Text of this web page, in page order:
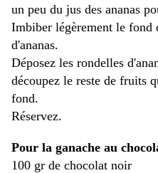
un peu du jus des ananas
Imbiber légèrement le fond
d'ananas.
Déposez les rondelles
découpez le reste de fruits
fond.
Réservez.
Pour la ganache au
100 gr de chocolat noir